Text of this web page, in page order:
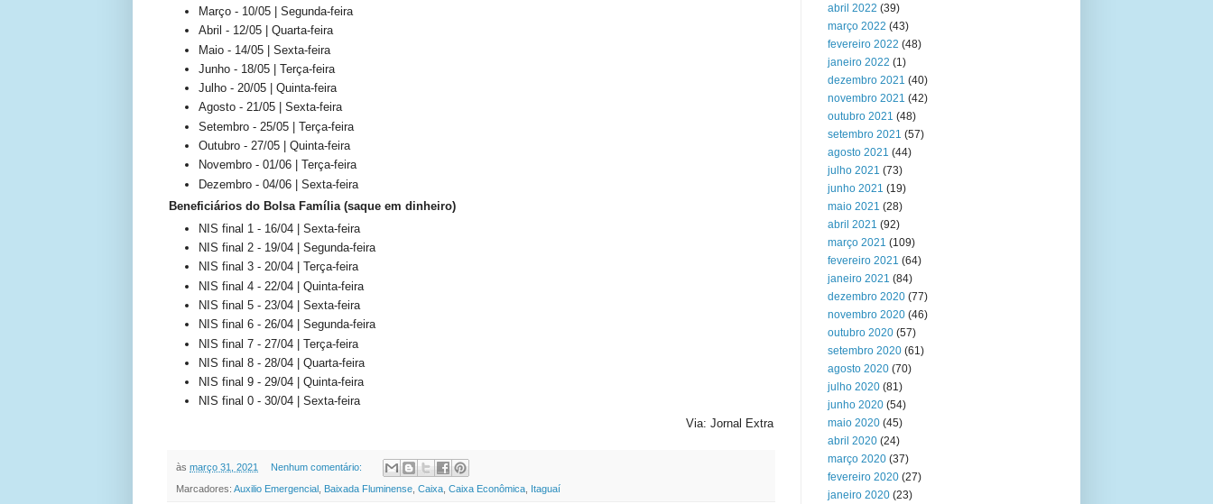
Março - 10/05 | Segunda-feira
Abril - 12/05 | Quarta-feira
Maio - 14/05 | Sexta-feira
Junho - 18/05 | Terça-feira
Julho - 20/05 | Quinta-feira
Agosto - 21/05 | Sexta-feira
Setembro - 25/05 | Terça-feira
Outubro - 27/05 | Quinta-feira
Novembro - 01/06 | Terça-feira
Dezembro - 04/06 | Sexta-feira
Beneficiários do Bolsa Família (saque em dinheiro)
NIS final 1 - 16/04 | Sexta-feira
NIS final 2 - 19/04 | Segunda-feira
NIS final 3 - 20/04 | Terça-feira
NIS final 4 - 22/04 | Quinta-feira
NIS final 5 - 23/04 | Sexta-feira
NIS final 6 - 26/04 | Segunda-feira
NIS final 7 - 27/04 | Terça-feira
NIS final 8 - 28/04 | Quarta-feira
NIS final 9 - 29/04 | Quinta-feira
NIS final 0 - 30/04 | Sexta-feira
Via: Jornal Extra
às março 31, 2021 Nenhum comentário:
Marcadores: Auxilio Emergencial , Baixada Fluminense, Caixa, Caixa Econômica, Itaguaí
abril 2022 (39)
março 2022 (43)
fevereiro 2022 (48)
janeiro 2022 (1)
dezembro 2021 (40)
novembro 2021 (42)
outubro 2021 (48)
setembro 2021 (57)
agosto 2021 (44)
julho 2021 (73)
junho 2021 (19)
maio 2021 (28)
abril 2021 (92)
março 2021 (109)
fevereiro 2021 (64)
janeiro 2021 (84)
dezembro 2020 (77)
novembro 2020 (46)
outubro 2020 (57)
setembro 2020 (61)
agosto 2020 (70)
julho 2020 (81)
junho 2020 (54)
maio 2020 (45)
abril 2020 (24)
março 2020 (37)
fevereiro 2020 (27)
janeiro 2020 (23)